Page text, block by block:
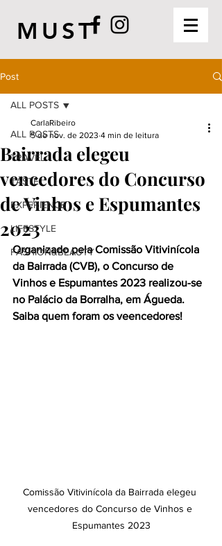
MUST
Post
ALL POSTS
TRAVEL
TASTE
EXPERIENCE
LIFESTYLE
FASHION&BEAUTY
ALL POSTS
Bairrada elegeu
vencedores do Concurso
de Vinhos e Espumantes
2023
CarlaRibeiro
5 de nov. de 2023 4 min de leitura
Organizado pela Comissão Vitivinícola
da Bairrada (CVB), o Concurso de
Vinhos e Espumantes 2023 realizou-se
no Palácio da Borralha, em Águeda.
Saiba quem foram os veencedores!
Comissão Vitivinícola da Bairrada elegeu
vencedores do Concurso de Vinhos e
Espumantes 2023